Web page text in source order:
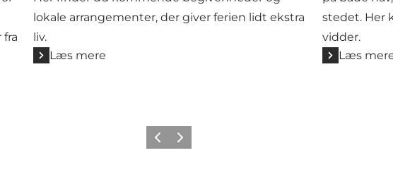
lokale arrangementer, der giver ferien lidt ekstra
liv.
Læs mere
stedet. Her
vidder.
Læs
ForrigeNæste